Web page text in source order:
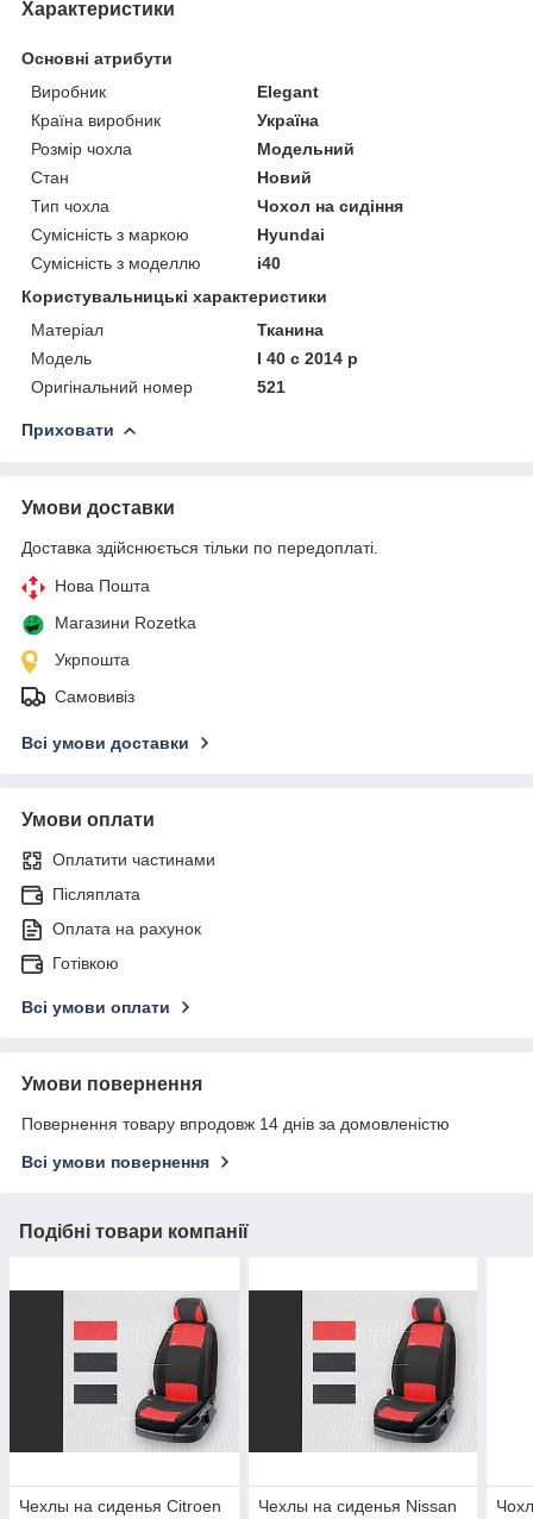
Характеристики
Основні атрибути
Виробник
Elegant
Країна виробник
Україна
Розмір чохла
Модельний
Стан
Новий
Тип чохла
Чохол на сидіння
Сумісність з маркою
Hyundai
Сумісність з моделлю
i40
Користувальницькі характеристики
Матеріал
Тканина
Модель
I 40 c 2014 р
Оригінальний номер
521
Приховати
Умови доставки
Доставка здійснюється тільки по передоплаті.
Нова Пошта
Магазини Rozetka
Укрпошта
Самовивіз
Всі умови доставки
Умови оплати
Оплатити частинами
Післяплата
Оплата на рахунок
Готівкою
Всі умови оплати
Умови повернення
Повернення товару впродовж 14 днів за домовленістю
Всі умови повернення
Подібні товари компанії
Чехлы на сиденья Citroen
Чехлы на сиденья Nissan